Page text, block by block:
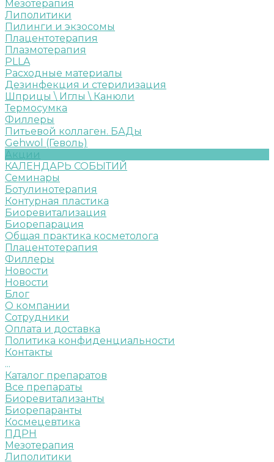
Мезотерапия
Липолитики
Пилинги и экзосомы
Плацентотерапия
Плазмотерапия
PLLA
Расходные материалы
Дезинфекция и стерилизация
Шприцы \ Иглы \ Канюли
Термосумка
Филлеры
Питьевой коллаген. БАДы
Gehwol (Геволь)
Акции
КАЛЕНДАРЬ СОБЫТИЙ
Семинары
Ботулинотерапия
Контурная пластика
Биоревитализация
Биорепарация
Общая практика косметолога
Плацентотерапия
Филлеры
Новости
Новости
Блог
О компании
Сотрудники
Оплата и доставка
Политика конфиденциальности
Контакты
...
Каталог препаратов
Все препараты
Биоревитализанты
Биорепаранты
Космецевтика
ПДРН
Мезотерапия
Липолитики